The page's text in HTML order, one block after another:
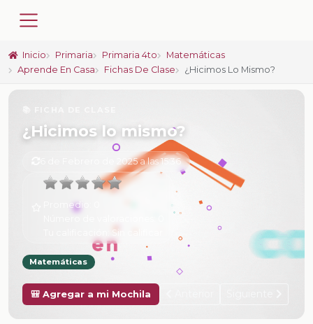
Inicio Primaria Primaria 4to
Matemáticas
Aprende En Casa
Fichas De Clase ¿Hicimos Lo Mismo?
¿Hicimos lo mismo?
6 de Febrero de 2025 a las 15:36
Promedio:
Sin calificar
Matemáticas
🎒 Agregar a mi Mochila